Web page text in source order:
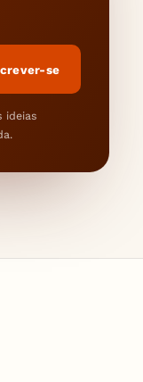
se
ideias